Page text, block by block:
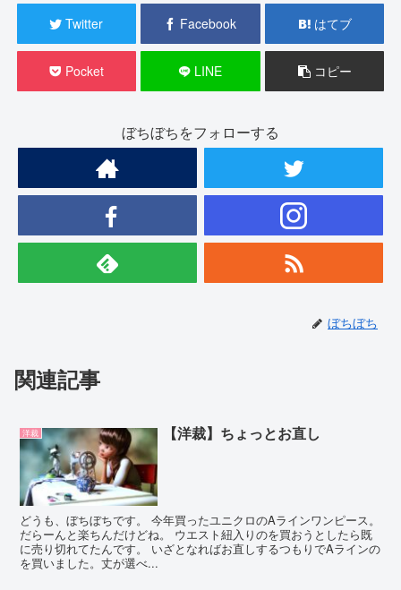
Twitter Facebook はてブ
Pocket LINE コピー
ぼちぼちをフォローする
ぼちぼち
関連記事
洋裁 【洋裁】ちょっとお直し
どうも、ぼちぼちです。 今年買ったユニクロのAラインワンピース。
だらーんと楽ちんだけどね。 ウエスト紐入りのを買おうとしたら既
に売り切れてたんです。 いざとなればお直しするつもりでAラインの
を買いました。丈が選べ...